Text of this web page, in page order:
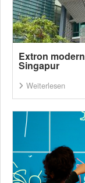
Extron
Singapur
Weiterlesen